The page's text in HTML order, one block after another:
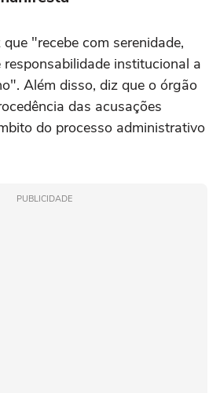
"recebe com serenidade,
responsabilidade institucional a
Além disso, diz que o órgão
das acusações
do processo administrativo
PUBLICIDADE